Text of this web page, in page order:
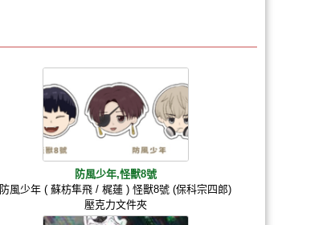
防風少年,怪獸8號
防風少年 ( 蘇枋隼飛 / 梶蓮 ) 怪獸8號 (保科宗四郎)
壓克力文件夾